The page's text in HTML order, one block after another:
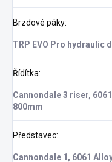
Brzdové páky:
TRP EVO Pro hydraulic
Řídítka:
Cannondale 3 riser,
800mm
Představec:
Cannondale 1, 6061